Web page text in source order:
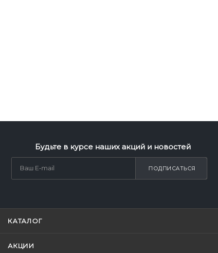
Будьте в курсе наших акций и новостей
ПОДПИСАТЬСЯ
КАТАЛОГ
АКЦИИ